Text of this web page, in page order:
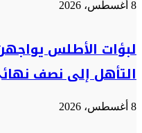
8 أغسطس، 2026
لبؤات الأطلس
التأهل إلى نصف
8 أغسطس، 2026